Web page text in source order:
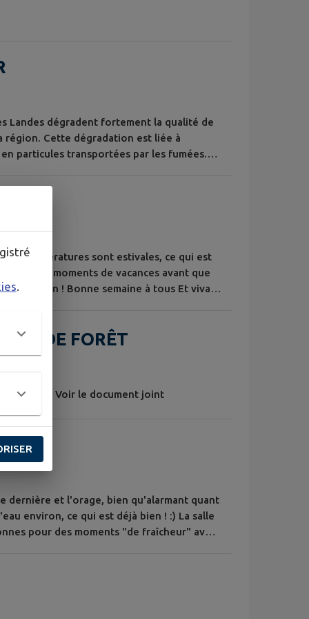
Landes dégradent fortement la qualité de
région. Cette dégradation est liée à
particules transportées par les fumées.
fin de ce triste épisode, soyez vigilants
les températures sont estivales, ce qui est
bons moments de vacances avant que
prochain ! Bonne semaine à tous Et viva
DE FORÊT
ROUGE Voir le document joint
dernière et l'orage, bien qu'alarmant quant
environ, ce qui est déjà bien ! :) La salle
pour des moments "de fraîcheur" avec
.